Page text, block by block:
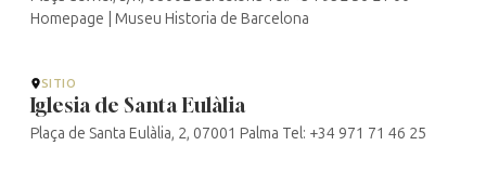
Homepage | Museu Historia de Barcelona
SITIO
Iglesia de Santa Eulàlia
Plaça de Santa Eulàlia, 2, 07001 Palma Tel: +34 971 71 46 25